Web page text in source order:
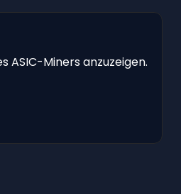
ASIC-Miners anzuzeigen.